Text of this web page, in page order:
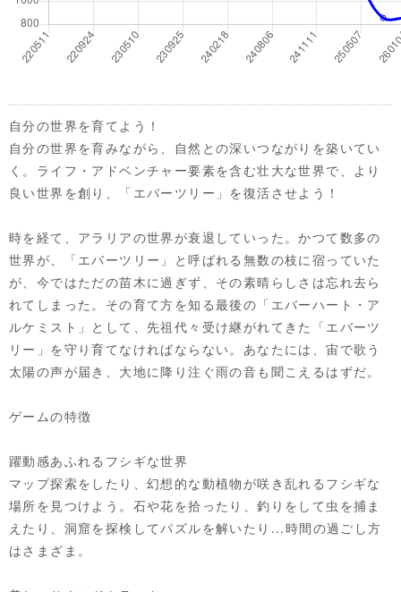
自分の世界を育てよう！
自分の世界を育みながら、自然との深いつながりを築いてい
く。ライフ・アドベンチャー要素を含む壮大な世界で、より
良い世界を創り、「エバーツリー」を復活させよう！
時を経て、アラリアの世界が衰退していった。かつて数多の
世界が、「エバーツリー」と呼ばれる無数の枝に宿っていた
が、今ではただの苗木に過ぎず、その素晴らしさは忘れ去ら
れてしまった。その育て方を知る最後の「エバーハート・ア
ルケミスト」として、先祖代々受け継がれてきた「エバーツ
リー」を守り育てなければならない。あなたには、宙で歌う
太陽の声が届き、大地に降り注ぐ雨の音も聞こえるはずだ。
ゲームの特徴
躍動感あふれるフシギな世界
マップ探索をしたり、幻想的な動植物が咲き乱れるフシギな
場所を見つけよう。石や花を拾ったり、釣りをして虫を捕ま
えたり、洞窟を探検してパズルを解いたり...時間の過ごし方
はさまざま。